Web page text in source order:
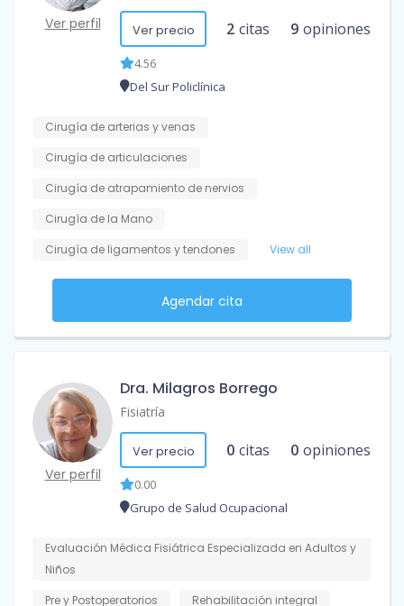
Ver perfil Ver precio 2 citas 9 opiniones
4.56
Del Sur Policlínica
Cirugía de arterias y venas
Cirugía de articulaciones
Cirugía de atrapamiento de nervios
Cirugía de la Mano
Cirugía de ligamentos y tendones
View all
Agendar cita
Ver perfil
Dra. Milagros Borrego
Fisiatría
Ver precio 0 citas 0 opiniones
0.00
Grupo de Salud Ocupacional
Evaluación Médica Fisiátrica Especializada en Adultos y
Niños
Pre y Postoperatorios
Rehabilitación integral